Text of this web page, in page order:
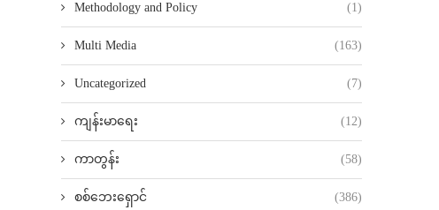
Methodology and Policy (1)
Multi Media (163)
Uncategorized (7)
ကျန်းမာရေး (12)
ကာတွန်း (58)
စစ်ဘေးရှောင် (386)